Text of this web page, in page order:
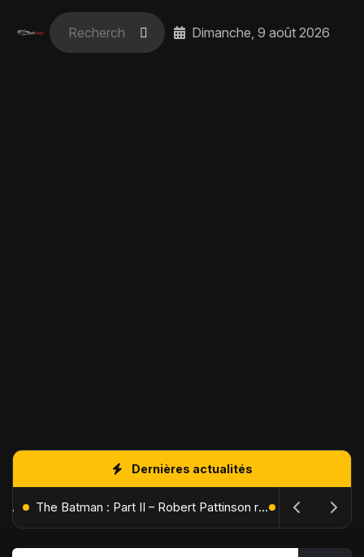
Dimanche, 9 août 2026
Dernières actualités
L'Âge de Glace : Le Réveil du Volcan – Manny, Sid et Diego de retour pour une aventure explosive The Batman : Part II – Robert Pattinson replonge dans les ténèbres de Gotham dès octobre 2027